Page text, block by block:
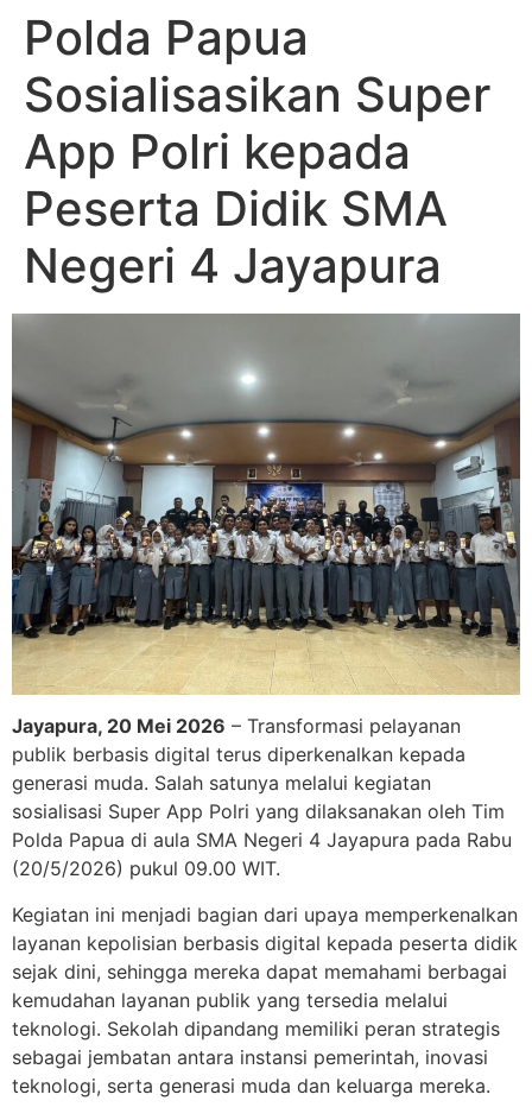
Polda Papua
Sosialisasikan Super
App Polri kepada
Peserta Didik SMA
Negeri 4 Jayapura
Jayapura, 20 Mei 2026 – Transformasi pelayanan
publik berbasis digital terus diperkenalkan kepada
generasi muda. Salah satunya melalui kegiatan
sosialisasi Super App Polri yang dilaksanakan oleh Tim
Polda Papua di aula SMA Negeri 4 Jayapura pada Rabu
(20/5/2026) pukul 09.00 WIT.
Kegiatan ini menjadi bagian dari upaya memperkenalkan
layanan kepolisian berbasis digital kepada peserta didik
sejak dini, sehingga mereka dapat memahami berbagai
kemudahan layanan publik yang tersedia melalui
teknologi. Sekolah dipandang memiliki peran strategis
sebagai jembatan antara instansi pemerintah, inovasi
teknologi, serta generasi muda dan keluarga mereka.